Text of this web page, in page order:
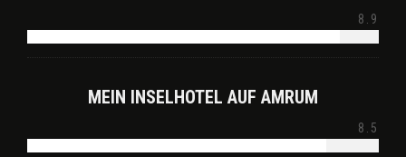
8.9
MEIN INSELHOTEL AUF AMRUM
8.5